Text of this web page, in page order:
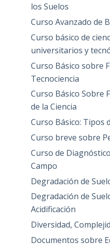
los Suelos
Curso Avanzado de
Curso básico de
universitarios y
Curso Básico sobre
Tecnociencia
Curso Básico Sobre
de la Ciencia
Curso Básico: Tipos
Curso breve sobre
Curso de
Campo
Degradación de
Degradación de
Acidificación
Diversidad,
Documentos sobre